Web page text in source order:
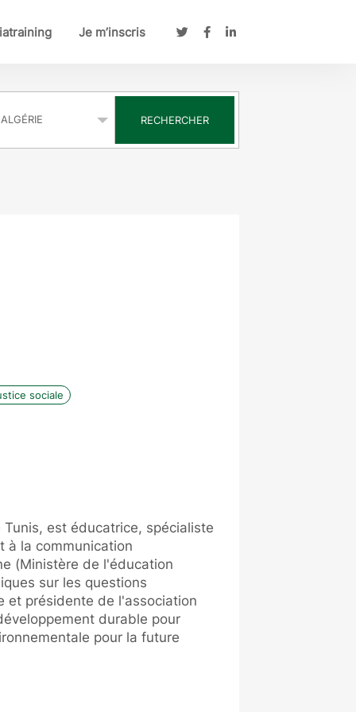
Je m’inscris
RECHERCHER
sociale
est éducatrice, spécialiste
à la communication
(Ministère de l'éducation
sur les questions
et présidente de l'association
durable pour
pour la future